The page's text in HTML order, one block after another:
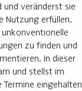
veränderst sie
Nutzung erfüllen.
unkonventionelle
zu finden und
In dieser
und stellst im
Termine eingehalten